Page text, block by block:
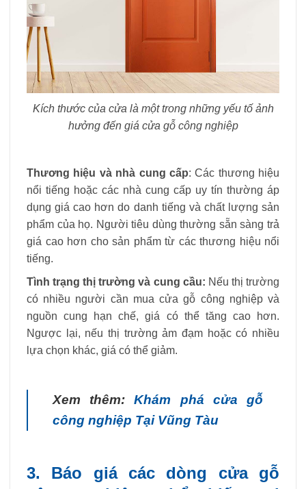
Kích thước của cửa là một trong những yếu tố ảnh
hưởng đến giá cửa gỗ công nghiệp
Thương hiệu và nhà cung cấp: Các thương hiệu
nổi tiếng hoặc các nhà cung cấp uy tín thường áp
dụng giá cao hơn do danh tiếng và chất lượng sản
phẩm của họ. Người tiêu dùng thường sẵn sàng trả
giá cao hơn cho sản phẩm từ các thương hiệu nổi
tiếng.
Tình trạng thị trường và cung cầu: Nếu thị trường
có nhiều người cần mua cửa gỗ công nghiệp và
nguồn cung hạn chế, giá có thể tăng cao hơn.
Ngược lại, nếu thị trường ảm đạm hoặc có nhiều
lựa chọn khác, giá có thể giảm.
Xem thêm:Khám phá cửa gỗ
công nghiệp Tại Vũng Tàu
3. Báo giá các dòng cửa gỗ